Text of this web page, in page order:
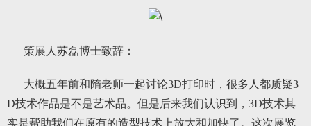
策展人苏磊博士致辞：
大概五年前和隋老师一起讨论3D打印时，很多人都质疑3
D技术作品是不是艺术品。但是后来我们认识到，3D技术其
实是帮助我们在原有的造型技术上放大和加快了。这次展览